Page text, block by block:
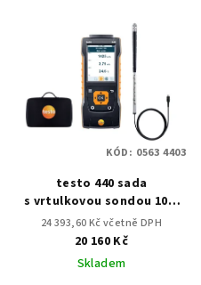
testo 440 sada
s vrtulkovou sondou 100-
mm s BT
24 393,60 Kč včetně DPH
20 160 Kč
Skladem
KÓD: 0563 4403